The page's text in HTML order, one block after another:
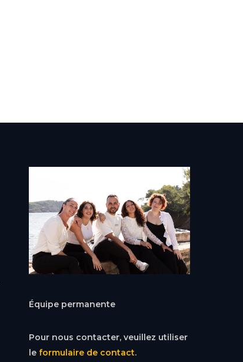
Équipe permanente
Pour nous contacter, veuillez utiliser
le formulaire de contact.